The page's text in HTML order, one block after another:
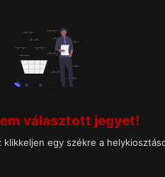
választott jegyet!
klikkeljen egy székre a